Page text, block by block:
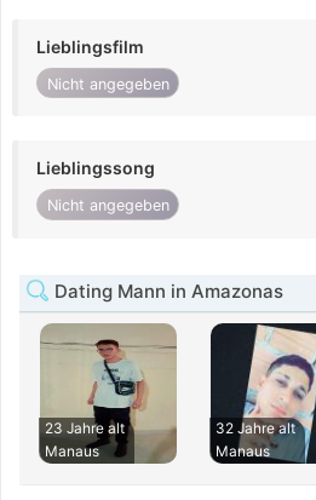
Lieblingsfilm
Nicht angegeben
Lieblingssong
Nicht angegeben
Dating Mann in Amazonas
23 Jahre alt
Manaus
32 Jahre alt
Manaus